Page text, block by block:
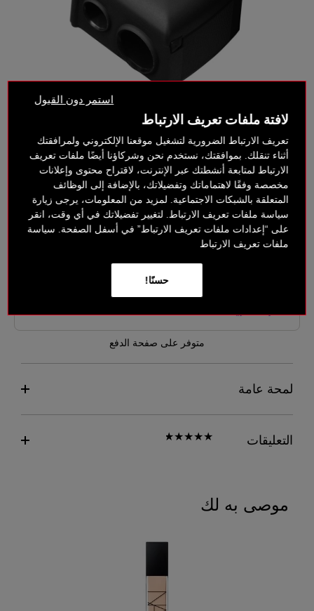
استمر دون القبول
لافتة ملفات تعريف الارتباط
تعريف الارتباط الضرورية لتشغيل موقعنا الإلكتروني ولمرافقتك
أثناء تنقلك. بموافقتك، نستخدم نحن وشركاؤنا أيضًا ملفات تعريف
الارتباط لمتابعة أنشطتك عبر الإنترنت، لاقتراح محتوى وإعلانات
مخصصة وفقًا لاهتماماتك وتفضيلاتك، بالإضافة إلى الوظائف
المتعلقة بالشبكات الاجتماعية. لمزيد من المعلومات، يرجى زيارة
سياسة ملفات تعريف الارتباط. لتغيير تفضيلاتك في أي وقت، انقر
على “إعدادات ملفات تعريف الارتباط” في أسفل الصفحة. سياسة
ملفات تعريف الارتباط
حسنًا!
‎ ⃁ 56 ‎
‎ ⃁ 42 ‎
خيارات الدفع بدون فائدة
متوفر على صفحة الدفع
لمحة عامة
التعليقات
موصى به لك